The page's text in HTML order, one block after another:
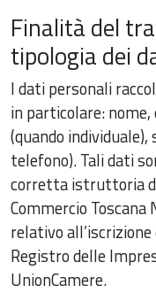
Finalità del
tipologia dei
I dati personali
in particolare: nome,
(quando
telefono). Tali dati
corretta istruttoria
Commercio
relativo
Registro delle
UnionCamere.